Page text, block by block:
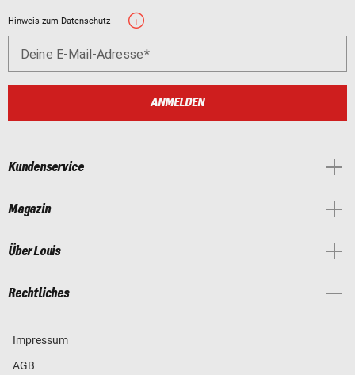
Hinweis zum Datenschutz
Deine E-Mail-Adresse
ANMELDEN
Kundenservice
Magazin
Über Louis
Rechtliches
Impressum
AGB